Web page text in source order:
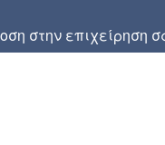
στην επιχείρηση